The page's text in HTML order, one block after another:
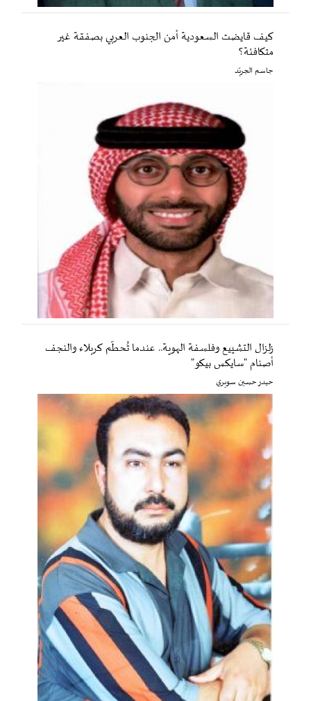
كيف قايضت السعودية أمن الجنوب العربي بصفقة غير
متكافئة؟
جاسم الجريّد
زلزال التشييع وفلسفة الهوية.. عندما تُحطّم كربلاء والنجف
أصنام "سايكس بيكو"
حيدر حسين سويري